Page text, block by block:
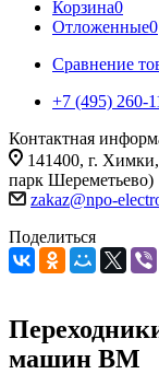
Корзина0
Отложенные0
Сравнение
+7 (495) 260-
Контактная
141400, г.
парк Шереметьево)
zakaz@npo-
Поделиться
машин ВМ